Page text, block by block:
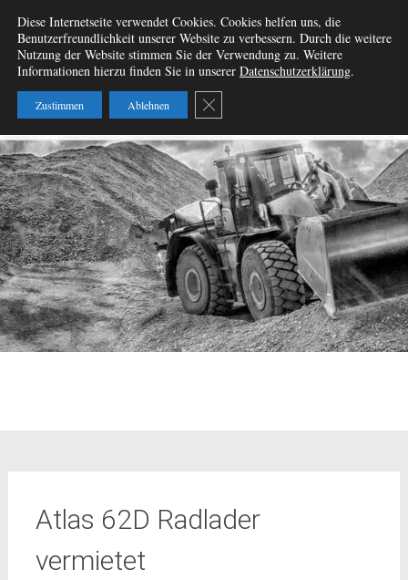
Inhalt
springen
Wir vermieten
Baumaschinen – W&B
Baumaschinenvermietung
GbR
Atlas 62D Radlader
vermietet
Diese Internetseite verwendet Cookies. Cookies helfen uns, die
Benutzerfreundlichkeit unserer Website zu verbessern. Durch die weitere
Nutzung der Website stimmen Sie der Verwendung zu. Weitere
Informationen hierzu finden Sie in unserer Datenschutzerklärung.
Zustimmen Ablehnen GDPR Cookie-Banner schließen